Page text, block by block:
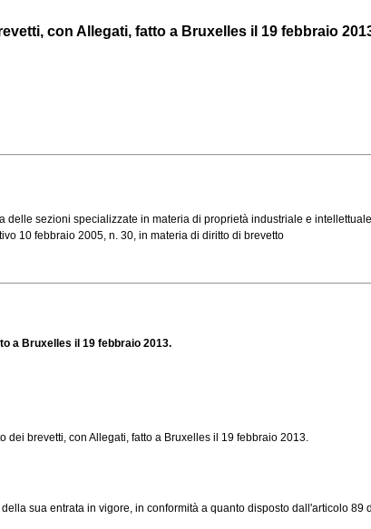
con Allegati, fatto a Bruxelles il 19 febbraio
sezioni specializzate in materia di proprietà industriale e
10 febbraio 2005, n. 30, in materia di diritto di brevetto
a Bruxelles il 19 febbraio 2013.
brevetti, con Allegati, fatto a Bruxelles il 19 febbraio 2013.
sua entrata in vigore, in conformità a quanto disposto dall'articolo 89